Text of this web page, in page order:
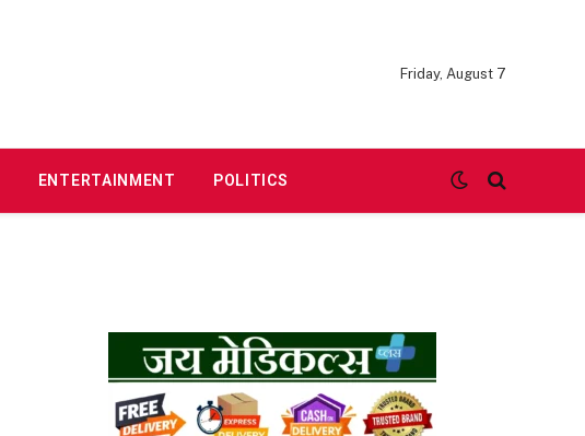
Friday, August 7
ENTERTAINMENT POLITICS